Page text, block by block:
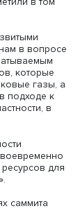
ESG-
Daily.
отметили
парниковые
в
в